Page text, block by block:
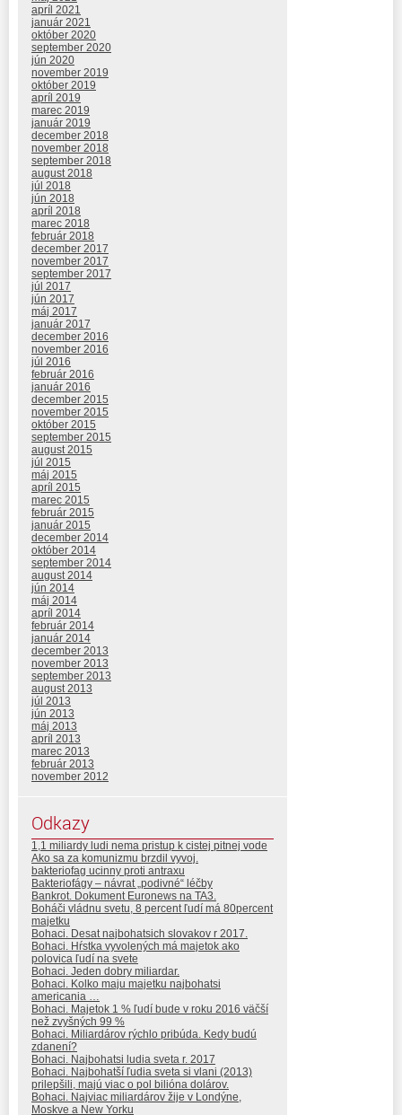
apríl 2021
január 2021
október 2020
september 2020
jún 2020
november 2019
október 2019
apríl 2019
marec 2019
január 2019
december 2018
november 2018
september 2018
august 2018
júl 2018
jún 2018
apríl 2018
marec 2018
február 2018
december 2017
november 2017
september 2017
júl 2017
jún 2017
máj 2017
január 2017
december 2016
november 2016
júl 2016
február 2016
január 2016
december 2015
november 2015
október 2015
september 2015
august 2015
júl 2015
máj 2015
apríl 2015
marec 2015
február 2015
január 2015
december 2014
október 2014
september 2014
august 2014
jún 2014
máj 2014
apríl 2014
február 2014
január 2014
december 2013
november 2013
september 2013
august 2013
júl 2013
jún 2013
máj 2013
apríl 2013
marec 2013
február 2013
november 2012
Odkazy
1,1 miliardy ludi nema pristup k cistej pitnej vode
Ako sa za komunizmu brzdil vyvoj.
bakteriofag ucinny proti antraxu
Bakteriofágy – návrat „podivné“ léčby
Bankrot. Dokument Euronews na TA3.
Boháči vládnu svetu, 8 percent ľudí má 80percent
majetku
Bohaci. Desat najbohatsich slovakov r 2017.
Bohaci. Hŕstka vyvolených má majetok ako
polovica ľudí na svete
Bohaci. Jeden dobry miliardar.
Bohaci. Kolko maju majetku najbohatsi
americania …
Bohaci. Majetok 1 % ľudí bude v roku 2016 väčší
než zvyšných 99 %
Bohaci. Miliardárov rýchlo pribúda. Kedy budú
zdanení?
Bohaci. Najbohatsi ludia sveta r. 2017
Bohaci. Najbohatší ľudia sveta si vlani (2013)
prilepšili, majú viac o pol bilióna dolárov.
Bohaci. Najviac miliardárov žije v Londýne,
Moskve a New Yorku